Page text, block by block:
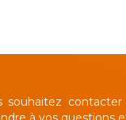
souhaitez